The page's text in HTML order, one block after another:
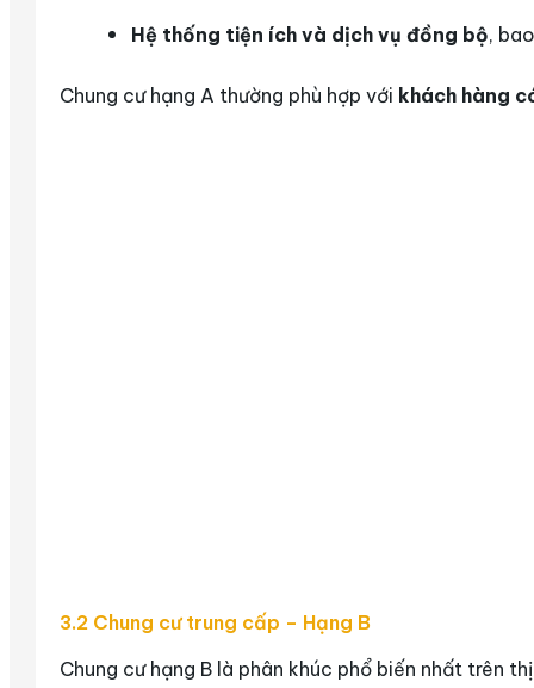
Hệ thống tiện ích và dịch vụ đồng bộ,
Chung cư hạng A thường phù hợp với khách hàng
3.2 Chung cư trung cấp – Hạng B
Chung cư hạng B là phân khúc phổ biến nhất trên